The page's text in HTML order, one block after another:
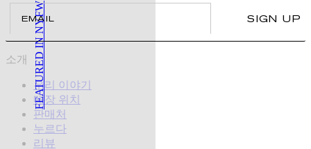
FEATURED IN NYFW
Email
SIGN UP
소개
우리 이야기
매장 위치
판매처
누르다
리뷰